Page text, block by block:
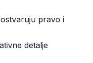
pravo i
detalje